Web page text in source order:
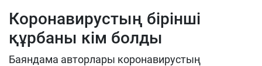
Коронавирустың бірінші
құрбаны кім болды
Баяндама авторлары коронавирустың